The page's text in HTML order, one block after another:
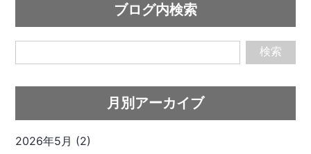
ブログ内検索
検索
月別アーカイブ
2026年5月 (2)